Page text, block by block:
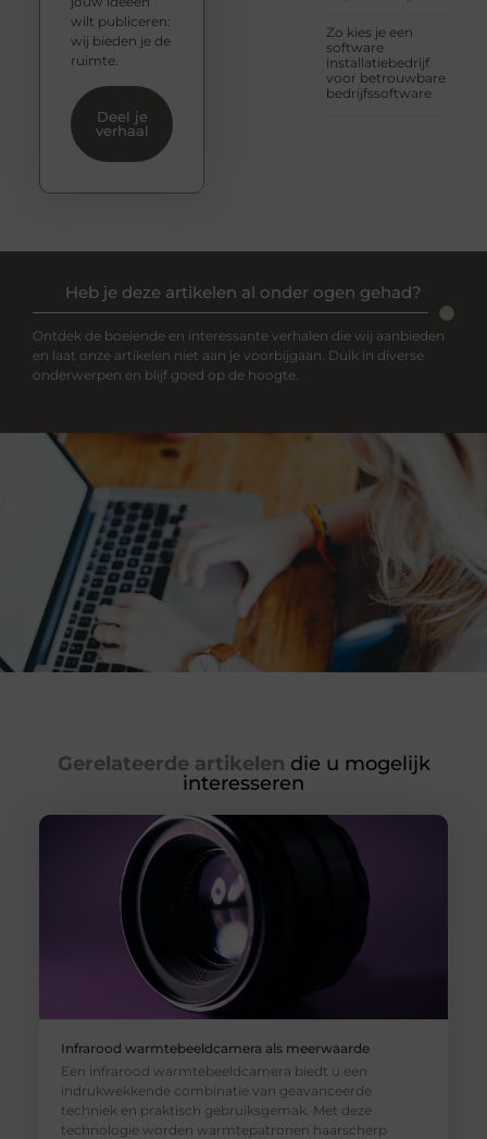
Zo kies je een
software
installatiebedrijf
voor betrouwbare
bedrijfssoftware
wilt publiceren:
wij bieden je de
ruimte.
Deel je
verhaal
Heb je deze artikelen al onder ogen gehad?
Ontdek de boeiende en interessante verhalen die wij aanbieden
en laat onze artikelen niet aan je voorbijgaan. Duik in diverse
onderwerpen en blijf goed op de hoogte.
Gerelateerde artikelen die u mogelijk
interesseren
Infrarood warmtebeeldcamera als meerwaarde
Een infrarood warmtebeeldcamera biedt u een
indrukwekkende combinatie van geavanceerde
techniek en praktisch gebruiksgemak. Met deze
technologie worden warmtepatronen haarscherp